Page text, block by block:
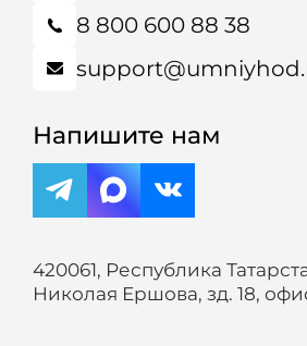
8 800 600 88 38
Напишите нам
420061, Республика
Николая Ершова, зд. 18,